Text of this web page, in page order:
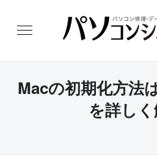
Macの初期化方法
を詳し